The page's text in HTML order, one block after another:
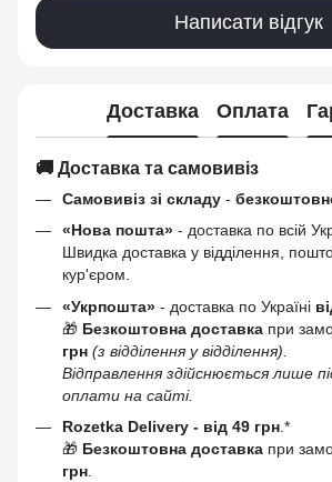
Написати відгук
Доставка Оплата
🚚 Доставка та самовивіз
Самовивіз зі складу -
«Нова пошта» - доставка по всій
Швидка доставка у відділення,
кур'єром.
«Укрпошта» - доставка по Україні
🎁 Безкоштовна доставка при
грн (з відділення у відділення).
Відправлення здійснюється лише
оплати на сайті.
Rozetka Delivery - від 49 грн .*
🎁 Безкоштовна доставка при
грн